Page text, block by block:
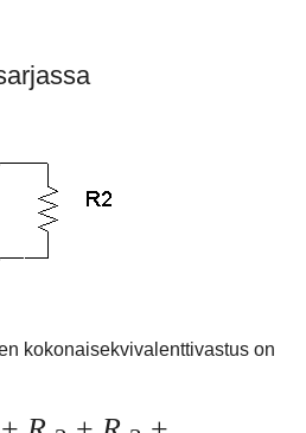
kokonaisekvivalenttivastus on